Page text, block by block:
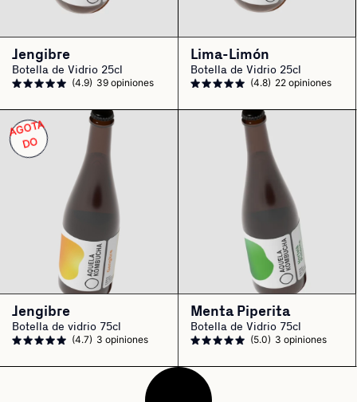
Jengibre
Botella de Vidrio 25cl
(4.9) 39 opiniones
Lima-Limón
Botella de Vidrio 25cl
(4.8) 22 opiniones
A
G
OT
A
D
O
Jengibre
Botella de vidrio 75cl
(4.7) 3 opiniones
Menta Piperita
Botella de Vidrio 75cl
(5.0) 3 opiniones